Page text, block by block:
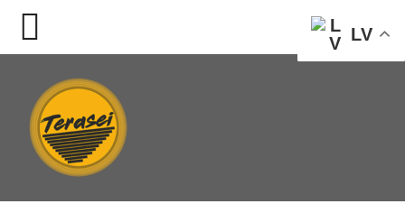
Skip
to
navigation
Skip
to
content
LV